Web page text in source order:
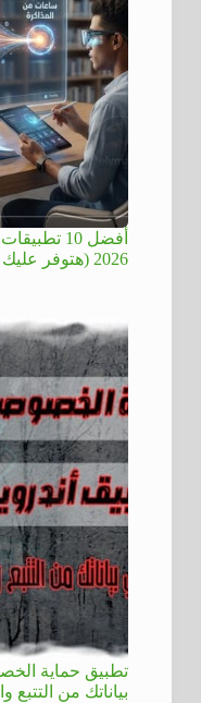
أفضل 10
2026 (هتوفر عليك ساعات من المذاكرة)
تطبيق حماية
بياناتك من التتبع